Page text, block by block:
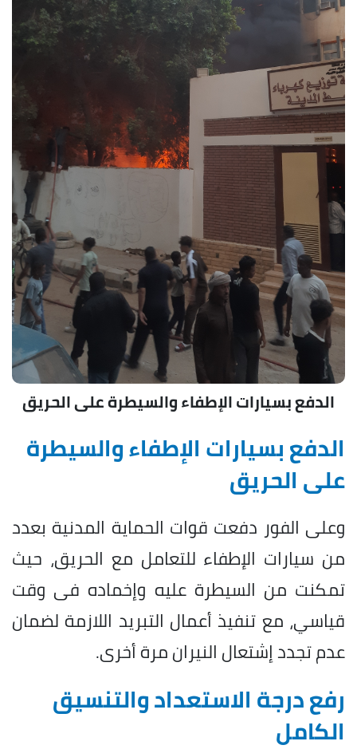
الدفع بسيارات الإطفاء والسيطرة على الحريق
الدفع بسيارات الإطفاء والسيطرة
على الحريق
وعلى الفور دفعت قوات الحماية المدنية بعدد
من سيارات الإطفاء للتعامل مع الحريق، حيث
تمكنت من السيطرة عليه وإخماده فى وقت
قياسي، مع تنفيذ أعمال التبريد اللازمة لضمان
عدم تجدد إشتعال النيران مرة أخرى.
رفع درجة الاستعداد والتنسيق
الكامل